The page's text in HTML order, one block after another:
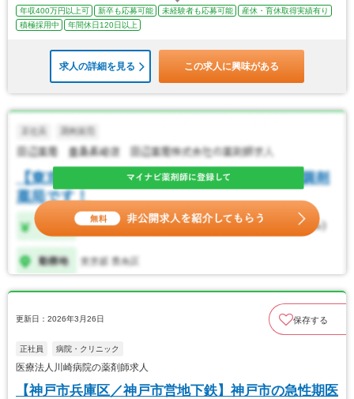
年収400万円以上可 新卒も応募可能 未経験者も応募可能
産休・育休取得実績有り
積極採用中
年間休日120日以上
求人の詳細を見る この求人に興味がある
更新日：2026年3月26日 保存する
正社員 病院・クリニック
医療法人川崎病院の薬剤師求人
【神戸市兵庫区／神戸市営地下鉄】神戸市の急性期医